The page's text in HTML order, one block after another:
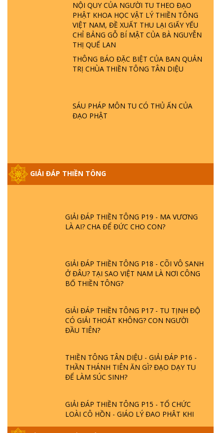
NỘI QUY CỦA NGƯỜI TU THEO ĐẠO
PHẬT KHOA HỌC VẬT LÝ THIỀN TÔNG
VIỆT NAM, ĐỀ XUẤT THU LẠI GIẤY YẾU
CHỈ BẢNG GỖ BÍ MẬT CỦA BÀ NGUYỄN
THỊ QUẾ LAN
THÔNG BÁO ĐẶC BIỆT CỦA BAN QUẢN
TRỊ CHÙA THIỀN TÔNG TÂN DIỆU
SÁU PHÁP MÔN TU CÓ THỦ ẤN CỦA
ĐẠO PHẬT
GIẢI ĐÁP THIỀN TÔNG
GIẢI ĐÁP THIỀN TÔNG ĐẶC BIỆT P22 - TẠI
SAO TRÁI ĐẤT NHIỀU THIÊN TAI - LŨ LỤT
- HỎA HOẠN | TTTD
GIẢI ĐÁP THIỀN TÔNG ĐẶC BIỆT P21 - TẠI
GIẢI ĐÁP VỀ LỄ TIỄN THIỀN TÔNG SƯ
GIẢI ĐÁP THIỀN TÔNG ĐẶC BIỆT PHẦN 20
- BÁC NGUYỄN NHÂN LÀ AI? PHIỀN NÃO
DO ĐÂU MÀ CÓ?
GIẢI ĐÁP THIỀN TÔNG P19 - MA VƯƠNG
LÀ AI? CHA ĐỂ ĐỨC CHO CON?
GIẢI ĐÁP THIỀN TÔNG P18 - CÕI VÔ SANH
Ở ĐÂU? TẠI SAO VIỆT NAM LÀ NƠI CÔNG
BỐ THIỀN TÔNG?
GIẢI ĐÁP THIỀN TÔNG P17 - TU TỊNH ĐỘ
CÓ GIẢI THOÁT KHÔNG? CON NGƯỜI
ĐẦU TIÊN?
THIỀN TÔNG TÂN DIỆU - GIẢI ĐÁP P16 -
THẦN THÁNH TIÊN ĂN GÌ? ĐẠO DẠY TU
ĐỂ LÀM SÚC SINH?
GIẢI ĐÁP THIỀN TÔNG P15 - TỔ CHỨC
LOÀI CÔ HỒN - GIÁO LÝ ĐẠO PHẬT KHI
NÀO XUẤT BẢN